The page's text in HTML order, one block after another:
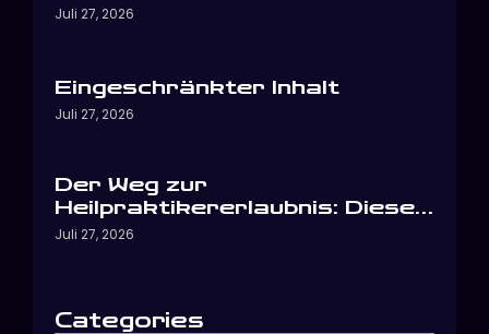
Juli 27, 2026
Eingeschränkter Inhalt
Juli 27, 2026
Der Weg zur
Heilpraktikererlaubnis: Diese…
Juli 27, 2026
Categories